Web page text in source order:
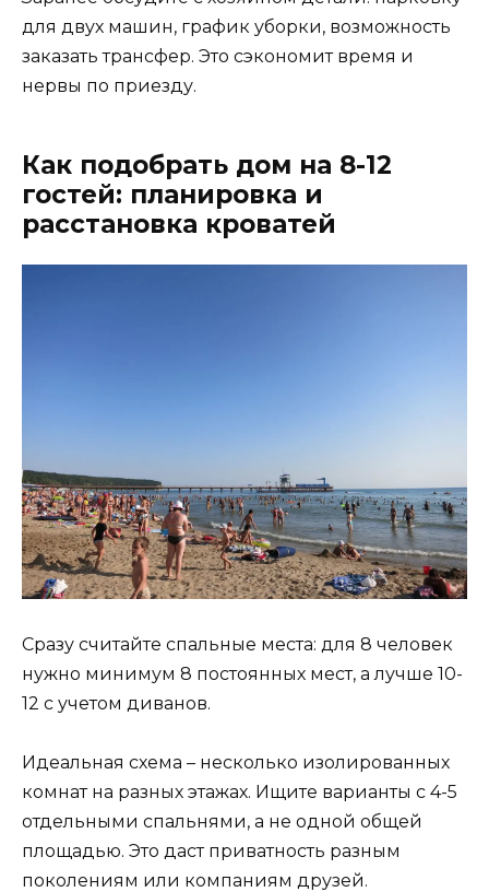
для двух машин, график уборки, возможность
заказать трансфер. Это сэкономит время и
нервы по приезду.
Как подобрать дом на 8-12
гостей: планировка и
расстановка кроватей
Сразу считайте спальные места: для 8 человек
нужно минимум 8 постоянных мест, а лучше 10-
12 с учетом диванов.
Идеальная схема – несколько изолированных
комнат на разных этажах. Ищите варианты с 4-5
отдельными спальнями, а не одной общей
площадью. Это даст приватность разным
поколениям или компаниям друзей.